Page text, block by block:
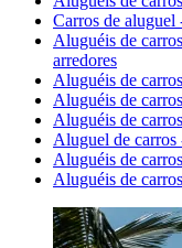
Carros de
Aluguéis de
arredores
Aluguéis de
Aluguéis de
Aluguéis de
Aluguel de
Aluguéis de
Aluguéis de